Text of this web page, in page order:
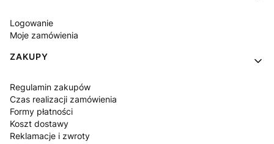
Logowanie
Moje zamówienia
ZAKUPY
Regulamin zakupów
Czas realizacji zamówienia
Formy płatności
Koszt dostawy
Reklamacje i zwroty